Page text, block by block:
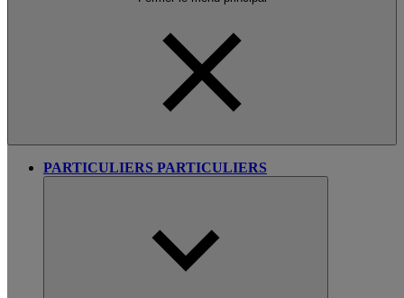
PARTICULIERS PARTICULIERS